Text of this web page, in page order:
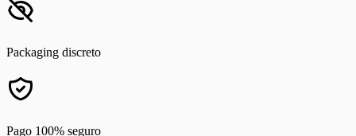
Packaging discreto
Pago 100% seguro